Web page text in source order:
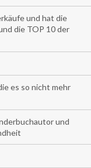
und hat die
die TOP 10 der
es so nicht mehr
und